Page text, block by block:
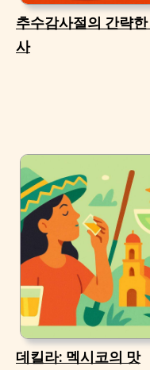
추수감사절의 간략한
사
데킬라: 멕시코의 맛